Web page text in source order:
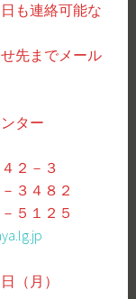
連絡可能な
までメール
ター
－３
４８２
１２５
（月）